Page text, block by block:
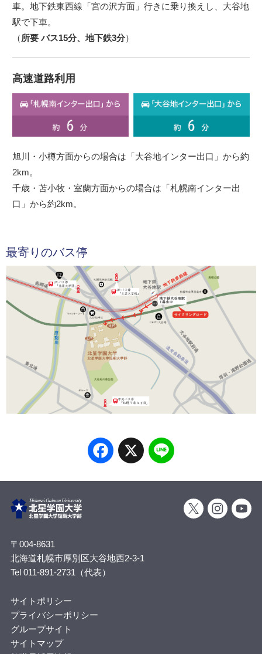
車。地下鉄東西線「宮の沢方面」行きに乗り換えし、大谷地
駅で下車。
（所要 バス15分、地下鉄3分）
高速道路利用
旭川・小樽方面からの場合は「大谷地インター出口」から約
2km。
千歳・苫小牧・室蘭方面からの場合は「札幌南インター出
口」から約2km。
最寄りのバス停
Facebook
X
〒004-8631
北海道札幌市厚別区大谷地西2-3-1
Tel 011-891-2731（代表）
サイトポリシー
プライバシーポリシー
グループサイト
サイトマップ